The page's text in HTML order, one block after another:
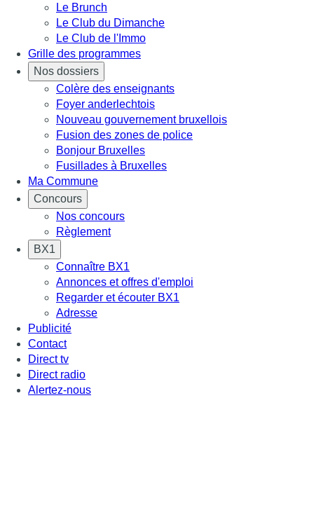
Le Brunch
Le Club du Dimanche
Le Club de l'Immo
Grille des programmes
Nos dossiers
Colère des enseignants
Foyer anderlechtois
Nouveau gouvernement bruxellois
Fusion des zones de police
Bonjour Bruxelles
Fusillades à Bruxelles
Ma Commune
Concours
Nos concours
Règlement
BX1
Connaître BX1
Annonces et offres d'emploi
Regarder et écouter BX1
Adresse
Publicité
Contact
Direct tv
Direct radio
Alertez-nous